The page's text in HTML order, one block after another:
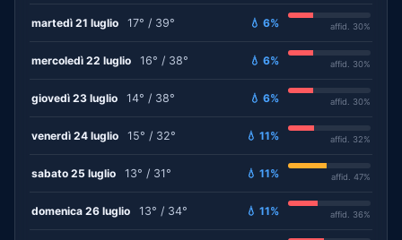
martedì 21 luglio 17° / 39° 💧 6% affid. 30%
mercoledì 22 luglio 16° / 38° 💧 6% affid. 30%
giovedì 23 luglio 14° / 38° 💧 6% affid. 30%
venerdì 24 luglio 15° / 32° 💧 11% affid. 32%
sabato 25 luglio 13° / 31° 💧 11% affid. 47%
domenica 26 luglio 13° / 34° 💧 11% affid. 36%